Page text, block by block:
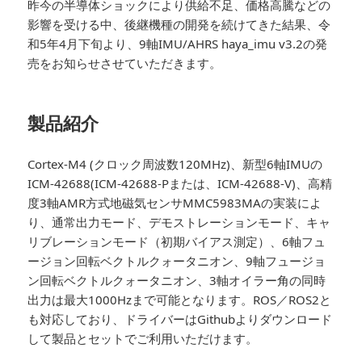
昨今の半導体ショックにより供給不足、価格高騰などの
影響を受ける中、後継機種の開発を続けてきた結果、令
和5年4月下旬より、9軸IMU/AHRS haya_imu v3.2の発
売をお知らせさせていただきます。
製品紹介
Cortex-M4 (クロック周波数120MHz)、新型6軸IMUの
ICM-42688(ICM-42688-Pまたは、ICM-42688-V)、高精
度3軸AMR方式地磁気センサMMC5983MAの実装によ
り、通常出力モード、デモストレーションモード、キャ
リブレーションモード（初期バイアス測定）、6軸フュ
ージョン回転ベクトルクォータニオン、9軸フュージョ
ン回転ベクトルクォータニオン、3軸オイラー角の同時
出力は最大1000Hzまで可能となります。ROS／ROS2と
も対応しており、ドライバーはGithubよりダウンロード
して製品とセットでご利用いただけます。